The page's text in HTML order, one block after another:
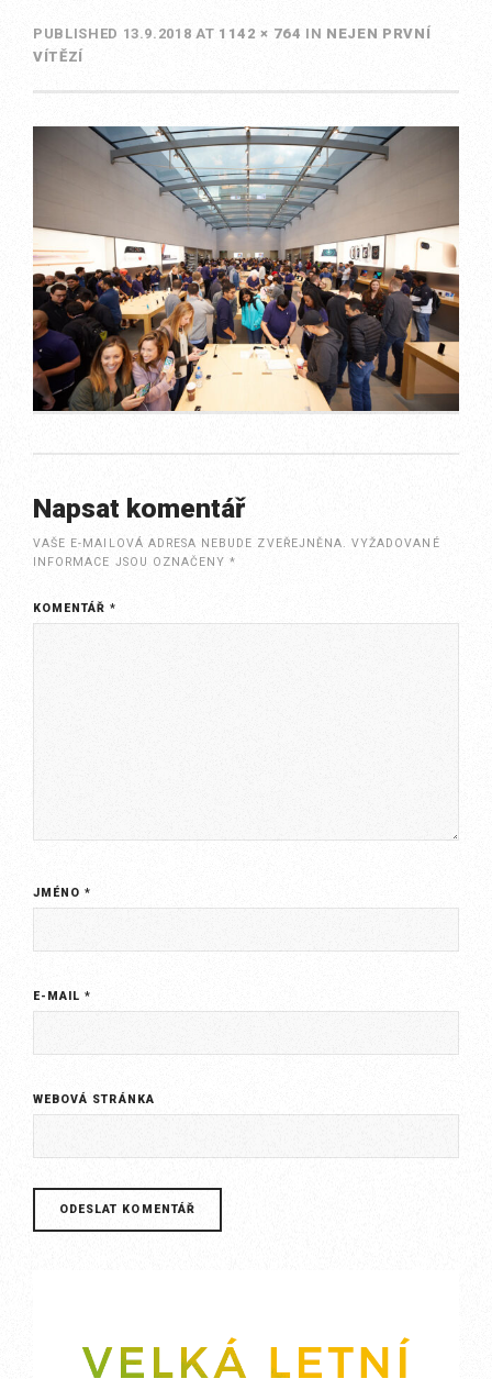
PUBLISHED 13.9.2018 AT 1142 × 764 IN NEJEN PRVNÍ
VÍTĚZÍ
Napsat komentář
VAŠE E-MAILOVÁ ADRESA NEBUDE ZVEŘEJNĚNA. VYŽADOVANÉ
INFORMACE JSOU OZNAČENY*
KOMENTÁŘ*
JMÉNO*
E-MAIL*
WEBOVÁ STRÁNKA